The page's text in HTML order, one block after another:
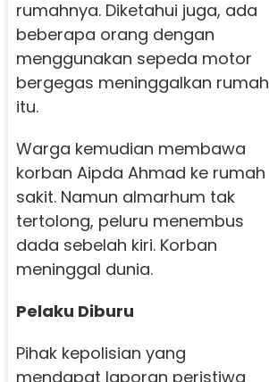
rumahnya. Diketahui juga, ada
beberapa orang dengan
menggunakan sepeda motor
bergegas meninggalkan rumah
itu.
Warga kemudian membawa
korban Aipda Ahmad ke rumah
sakit. Namun almarhum tak
tertolong, peluru menembus
dada sebelah kiri. Korban
meninggal dunia.
Pelaku Diburu
Pihak kepolisian yang
mendapat laporan peristiwa